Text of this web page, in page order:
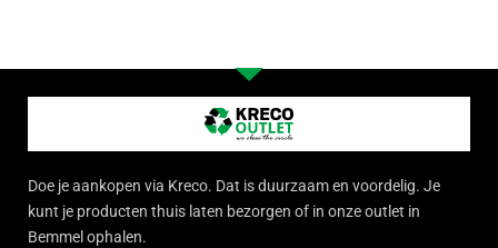
Doe je aankopen via Kreco. Dat is duurzaam en voordelig. Je
kunt je producten thuis laten bezorgen of in onze outlet in
Bemmel ophalen.